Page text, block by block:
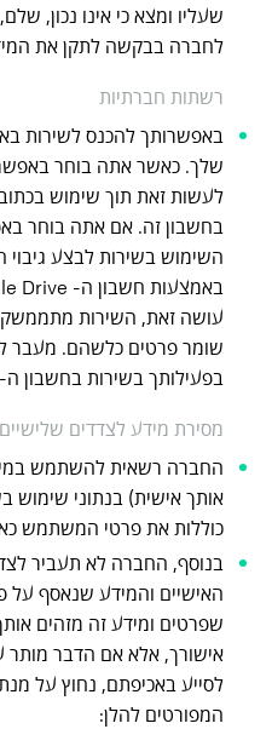
שעליו ומצא כי אינו נכון,
לחברה בבקשה לתקן את
רשתות חברתיות
שלך. כאשר אתה בוחר
לעשות זאת תוך שימוש
בחשבון זה. אם אתה בוחר
השימוש בשירות לבצע גיבוי
עושה זאת, השירות מתממשק
שומר פרטים כלשהם. מעבר
בפעילותך בשירות בחשבון ה-Google שלך.
מסירת מידע לצדדים שלישיים
החברה רשאית להשתמש
אותך אישית) בנתוני שימוש
כוללות את פרטי המשתמש
בנוסף, החברה לא תעביר
האישיים והמידע שנאסף על
שפרטים ומידע זה מזהים
אישורך, אלא אם הדבר מותר
לסייע באכיפתם, נחוץ על
המפורטים להלן: